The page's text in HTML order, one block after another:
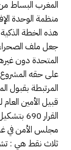
المغرب البساط
منظمة الوحدة
هذه الخطة
جعل ملف الصحراء
المتحدة دون
على حقه المشروع
قبيل الأمين
القرار
ثلاث نقط هي :